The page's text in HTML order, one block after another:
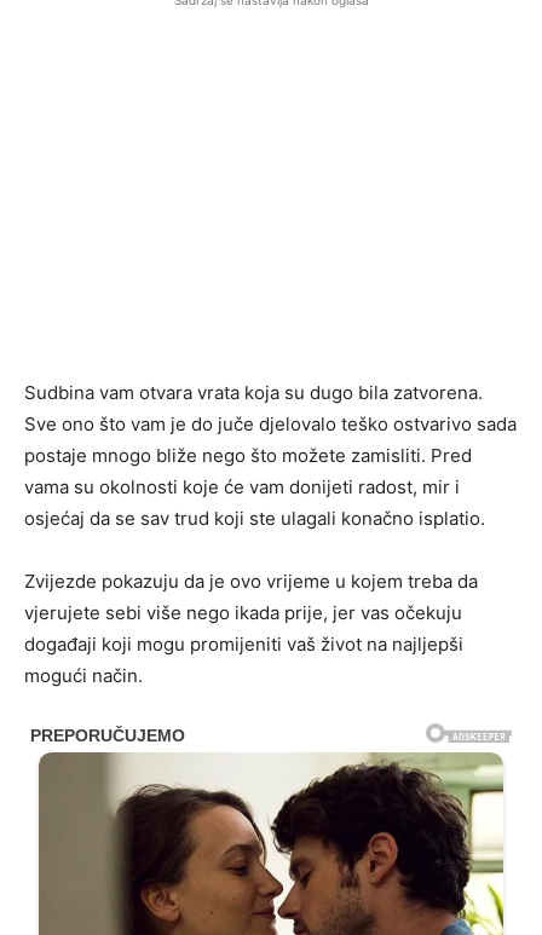
Sudbina vam otvara vrata koja su dugo bila zatvorena.
Sve ono što vam je do juče djelovalo teško ostvarivo sada
postaje mnogo bliže nego što možete zamisliti. Pred
vama su okolnosti koje će vam donijeti radost, mir i
osjećaj da se sav trud koji ste ulagali konačno isplatio.
Zvijezde pokazuju da je ovo vrijeme u kojem treba da
vjerujete sebi više nego ikada prije, jer vas očekuju
događaji koji mogu promijeniti vaš život na najljepši
mogući način.